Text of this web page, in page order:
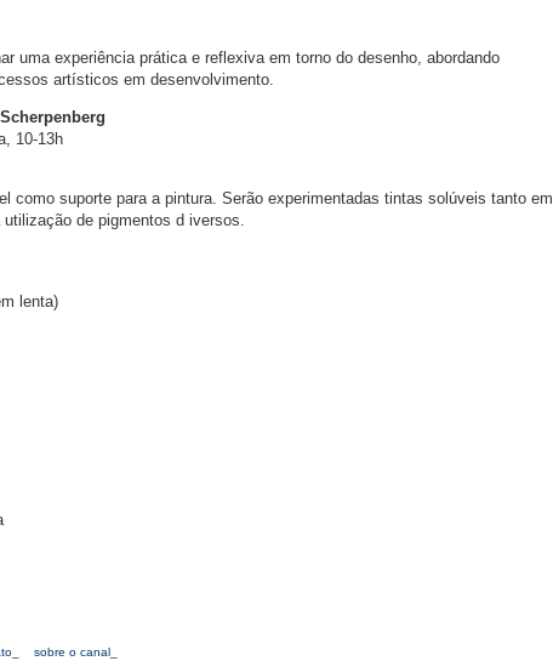
uma experiência prática e reflexiva em torno do desenho, abordando
artísticos em desenvolvimento.
10-13h
como suporte para a pintura. Serão experimentadas tintas solúveis tanto em
de pigmentos d iversos.
lenta)
sobre o canal_